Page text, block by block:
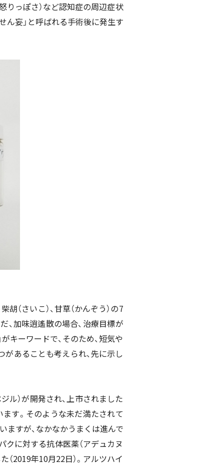
りっぽさ）など認知症の周辺症状
ん妄」と呼ばれる手術後に発生す
胡（さいこ）、甘草（かんぞう）の7
、加味逍遙散の場合、治療目標が
キーワードで、そのため、短気や
あることも考えられ、先に示し
ル）が開発され、上市されました
す。そのような未だ満たされて
ますが、なかなかうまくは進んで
に対する抗体医薬（アデュカヌ
2019年10月22日）。アルツハイ